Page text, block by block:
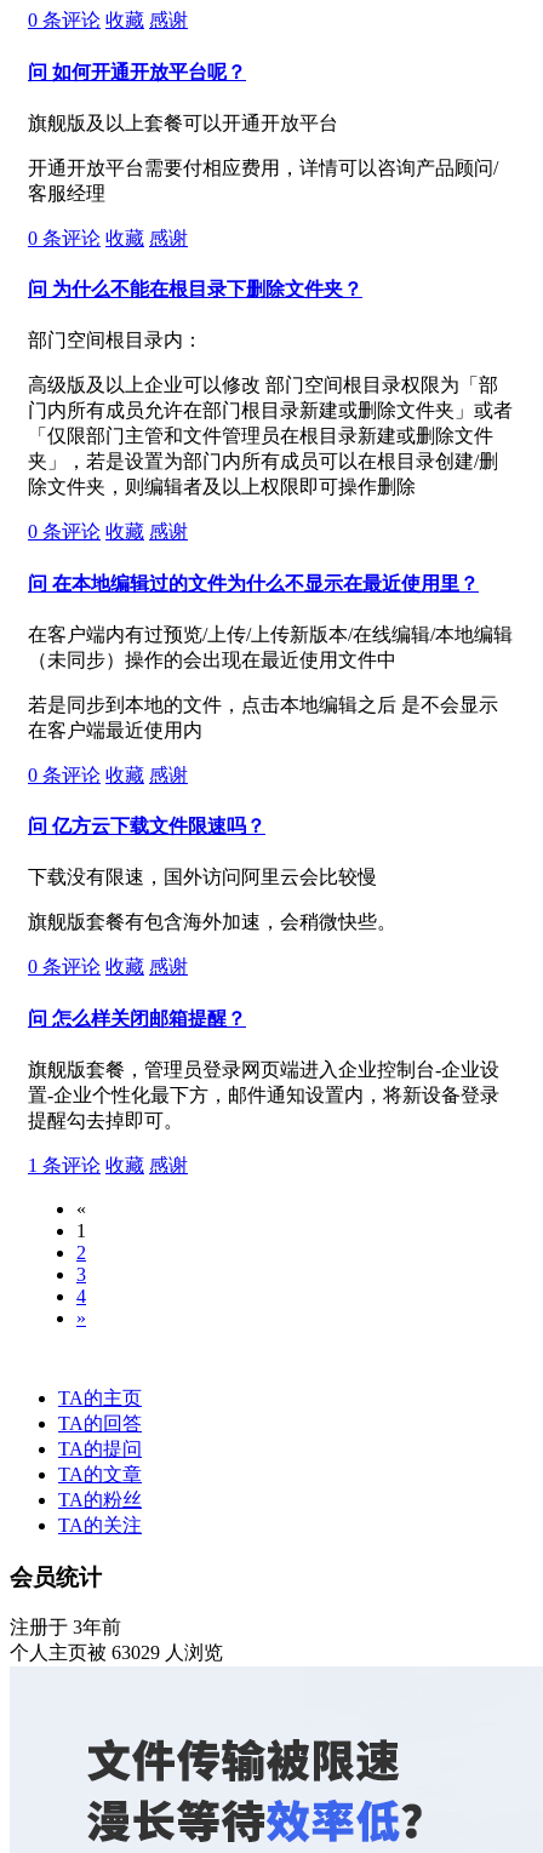
0 条评论 收藏 感谢
问 如何开通开放平台呢？
旗舰版及以上套餐可以开通开放平台
开通开放平台需要付相应费用，详情可以咨询产品顾问/
客服经理
0 条评论 收藏 感谢
问 为什么不能在根目录下删除文件夹？
部门空间根目录内：
高级版及以上企业可以修改 部门空间根目录权限为「部
门内所有成员允许在部门根目录新建或删除文件夹」或者
「仅限部门主管和文件管理员在根目录新建或删除文件
夹」，若是设置为部门内所有成员可以在根目录创建/删
除文件夹，则编辑者及以上权限即可操作删除
0 条评论 收藏 感谢
问 在本地编辑过的文件为什么不显示在最近使用里？
在客户端内有过预览/上传/上传新版本/在线编辑/本地编辑
（未同步）操作的会出现在最近使用文件中
若是同步到本地的文件，点击本地编辑之后 是不会显示
在客户端最近使用内
0 条评论 收藏 感谢
问 亿方云下载文件限速吗？
下载没有限速，国外访问阿里云会比较慢
旗舰版套餐有包含海外加速，会稍微快些。
0 条评论 收藏 感谢
问 怎么样关闭邮箱提醒？
旗舰版套餐，管理员登录网页端进入企业控制台-企业设
置-企业个性化最下方，邮件通知设置内，将新设备登录
提醒勾去掉即可。
1 条评论 收藏 感谢
«
1
2
3
4
»
TA的主页
TA的回答
TA的提问
TA的文章
TA的粉丝
TA的关注
会员统计
注册于 3年前
个人主页被 63029 人浏览